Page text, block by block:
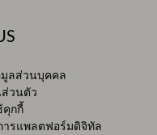
ลส่วนบุคคล
วนตัว
คุกกี้
ารแพลตฟอร์มดิจิทัล